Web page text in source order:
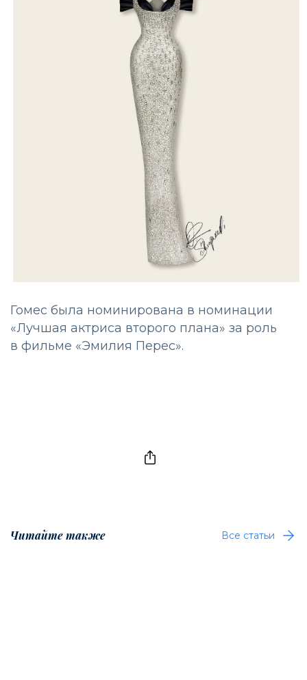
Гомес была номинирована в номинации
«Лучшая актриса второго плана» за роль
в фильме «Эмилия Перес».
Читайте также Все статьи